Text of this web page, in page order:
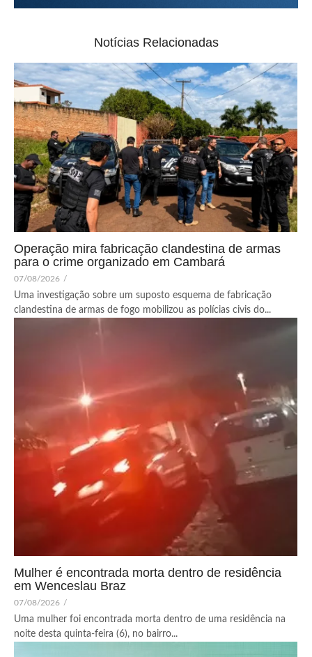
Notícias Relacionadas
Operação mira fabricação clandestina de armas
para o crime organizado em Cambará
07/08/2026 /
Uma investigação sobre um suposto esquema de fabricação
clandestina de armas de fogo mobilizou as polícias civis do...
Mulher é encontrada morta dentro de residência
em Wenceslau Braz
07/08/2026 /
Uma mulher foi encontrada morta dentro de uma residência na
noite desta quinta-feira (6), no bairro...